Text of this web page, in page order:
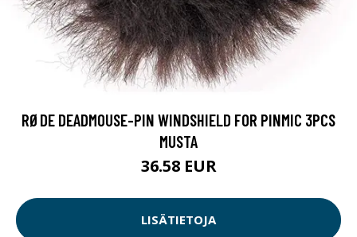
RØDE DEADMOUSE-PIN WINDSHIELD FOR PINMIC 3PCS
MUSTA
36.58 EUR
LISÄTIETOJA